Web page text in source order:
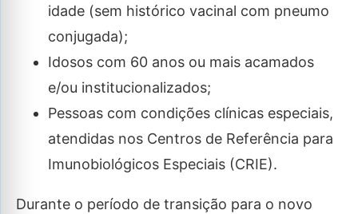
idade (sem histórico vacinal com pneumo
conjugada);
Idosos com 60 anos ou mais acamados
e/ou institucionalizados;
Pessoas com condições clínicas especiais,
atendidas nos Centros de Referência para
Imunobiológicos Especiais (CRIE).
Durante o período de transição para o novo